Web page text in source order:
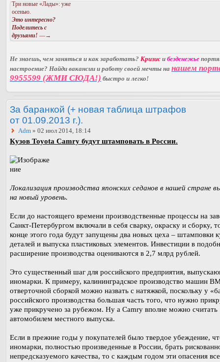
Три новые «Лады»: уже
осенью.
Это интересно?
Поделитесь с
друзьями! —→
Не знаешь, чем заняться и как заработать? Кризис и безденежье
настроение? Найди вакансии и работу своей мечты на нашем
9955599 (ЖМИ СЮДА!) быстро и легко!
За баранкой (+ новая таблица штрафов
от 01.09.2013 г.).
Adm » 02 июл 2014, 18:14
Кузов Toyota Camry будут штамповать в России.
Локализация производства японских седанов в нашей стране
на новый уровень.
Если до настоящего времени производственные процессы на
Санкт-Петербургом включали в себя сварку, окраску и сборку,
конце этого года будут запущены два новых цеха – штамповки
деталей и выпуска пластиковых элементов. Инвестиции в
расширение производства оцениваются в 2,7 млрд рублей.
Это существенный шаг для российского предприятия,
иномарки. К примеру, калининградское производство машин
отверточной сборкой можно назвать с натяжкой, поскольку у
российского производства большая часть того, что нужно
уже прикручено за рубежом. Ну а Camry вполне можно считать
автомобилем местного выпуска.
Если в прежние годы у покупателей было твердое убеждение,
иномарки, полностью произведенные в России, брать
непредсказуемого качества, то с каждым годом эти опасения